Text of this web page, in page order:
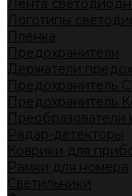
Лента
Логотипы
Пленка
Предохранители
Держатели
Предохранитель
Предохранитель
Преобразователи
Радар-детекторы
Коврики для
Рамки для номера
Светильники